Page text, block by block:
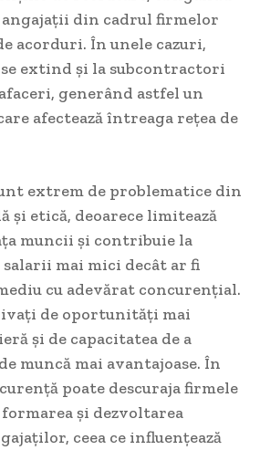
angajații din cadrul firmelor
acorduri. În unele cazuri,
extind și la subcontractori
generând astfel un
afectează întreaga rețea de
extrem de problematice din
și etică, deoarece limitează
muncii și contribuie la
mai mici decât ar fi
cu adevărat concurențial.
de oportunități mai
și de capacitatea de a
muncă mai avantajoase. În
poate descuraja firmele
și dezvoltarea
ceea ce influențează